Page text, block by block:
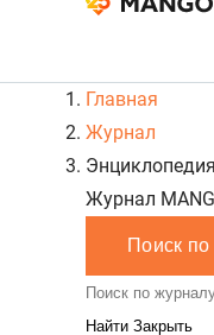
Главная
Журнал
Журнал
Поиск
Закрыть